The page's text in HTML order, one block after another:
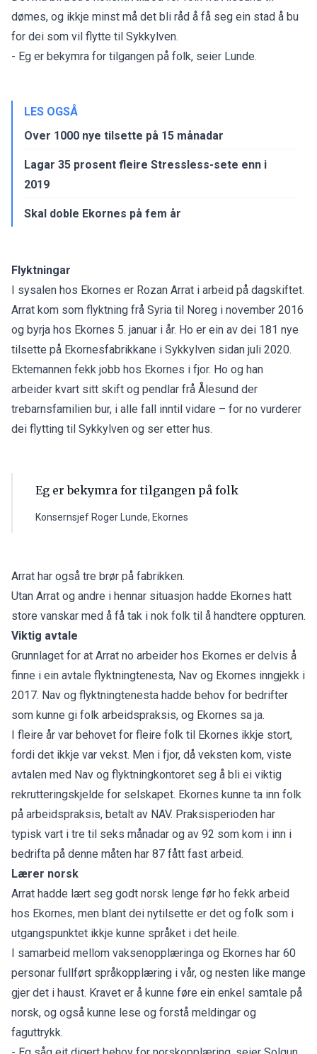
dømes, og ikkje minst må det bli råd å få seg ein stad å bu
for dei som vil flytte til Sykkylven.
- Eg er bekymra for tilgangen på folk, seier Lunde.
LES OGSÅ
Over 1000 nye tilsette på 15 månadar
Lagar 35 prosent fleire Stressless-sete enn i
2019
Skal doble Ekornes på fem år
Flyktningar
I sysalen hos Ekornes er Rozan Arrat i arbeid på dagskiftet.
Arrat kom som flyktning frå Syria til Noreg i november 2016
og byrja hos Ekornes 5. januar i år. Ho er ein av dei 181 nye
tilsette på Ekornesfabrikkane i Sykkylven sidan juli 2020.
Ektemannen fekk jobb hos Ekornes i fjor. Ho og han
arbeider kvart sitt skift og pendlar frå Ålesund der
trebarnsfamilien bur, i alle fall inntil vidare – for no vurderer
dei flytting til Sykkylven og ser etter hus.
Eg er bekymra for tilgangen på folk
Konsernsjef Roger Lunde, Ekornes
Arrat har også tre brør på fabrikken.
Utan Arrat og andre i hennar situasjon hadde Ekornes hatt
store vanskar med å få tak i nok folk til å handtere oppturen.
Viktig avtale
Grunnlaget for at Arrat no arbeider hos Ekornes er delvis å
finne i ein avtale flyktningtenesta, Nav og Ekornes inngjekk i
2017. Nav og flyktningtenesta hadde behov for bedrifter
som kunne gi folk arbeidspraksis, og Ekornes sa ja.
I fleire år var behovet for fleire folk til Ekornes ikkje stort,
fordi det ikkje var vekst. Men i fjor, då veksten kom, viste
avtalen med Nav og flyktningkontoret seg å bli ei viktig
rekrutteringskjelde for selskapet. Ekornes kunne ta inn folk
på arbeidspraksis, betalt av NAV. Praksisperioden har
typisk vart i tre til seks månadar og av 92 som kom i inn i
bedrifta på denne måten har 87 fått fast arbeid.
Lærer norsk
Arrat hadde lært seg godt norsk lenge før ho fekk arbeid
hos Ekornes, men blant dei nytilsette er det og folk som i
utgangspunktet ikkje kunne språket i det heile.
I samarbeid mellom vaksenopplæringa og Ekornes har 60
personar fullført språkopplæring i vår, og nesten like mange
gjer det i haust. Kravet er å kunne føre ein enkel samtale på
norsk, og også kunne lese og forstå meldingar og
faguttrykk.